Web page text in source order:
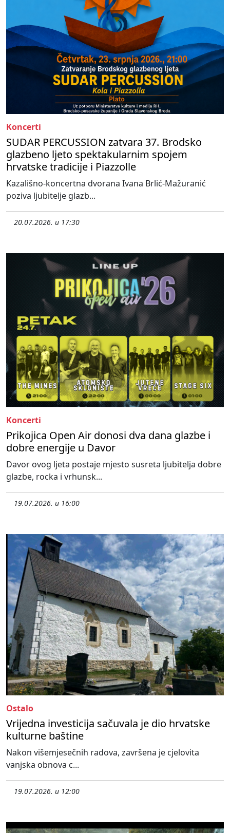
Koncerti
SUDAR PERCUSSION zatvara 37. Brodsko
glazbeno ljeto spektakularnim spojem
hrvatske tradicije i Piazzolle
Kazališno-koncertna dvorana Ivana Brlić-Mažuranić
poziva ljubitelje glazb...
20.07.2026. u 17:30
Koncerti
Prikojica Open Air donosi dva dana glazbe i
dobre energije u Davor
Davor ovog ljeta postaje mjesto susreta ljubitelja dobre
glazbe, rocka i vrhunsk...
19.07.2026. u 16:00
Ostalo
Vrijedna investicija sačuvala je dio hrvatske
kulturne baštine
Nakon višemjesečnih radova, završena je cjelovita
vanjska obnova c...
19.07.2026. u 12:00